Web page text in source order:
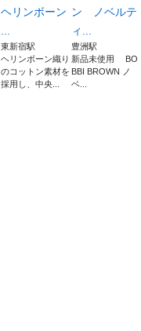
ヘリンボーン
東新宿駅
ヘリンボーン織り
のコットン素材を
採用し、中央...
ン ノベルテ
ィ...
豊洲駅
新品未使用 BO
BBI BROWN ノ
ベ...